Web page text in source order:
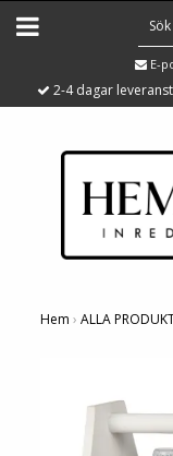
E-
2-4 dagar
Hem › ALLA